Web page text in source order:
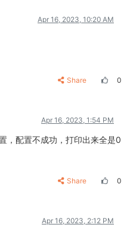
Apr 16, 2023, 10:20 AM
Share 0
Apr 16, 2023, 1:54 PM
，配置不成功，打印出来全是0
Share 0
Apr 16, 2023, 2:12 PM